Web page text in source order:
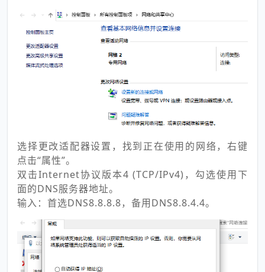
选择更改适配器设置，找到正在使用的网络，右键
点击“属性”。
双击Internet协议版本4 (TCP/IPv4)，勾选使用下
面的DNS服务器地址。
输入：首选DNS8.8.8.8，备用DNS8.8.4.4。